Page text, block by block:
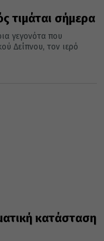
τιμάται σήμερα
γεγονότα που
Δείπνου, τον ιερό
κατάσταση